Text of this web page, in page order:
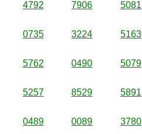
4792 7906 5081
0735 3224 5163
5762 0490 5079
5257 8529 5891
0489 0089 3780